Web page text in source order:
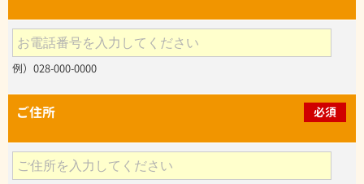
例）028-000-0000
ご住所 必須